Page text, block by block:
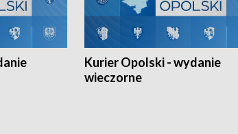
Kurier Opolski - wydanie
wieczorne